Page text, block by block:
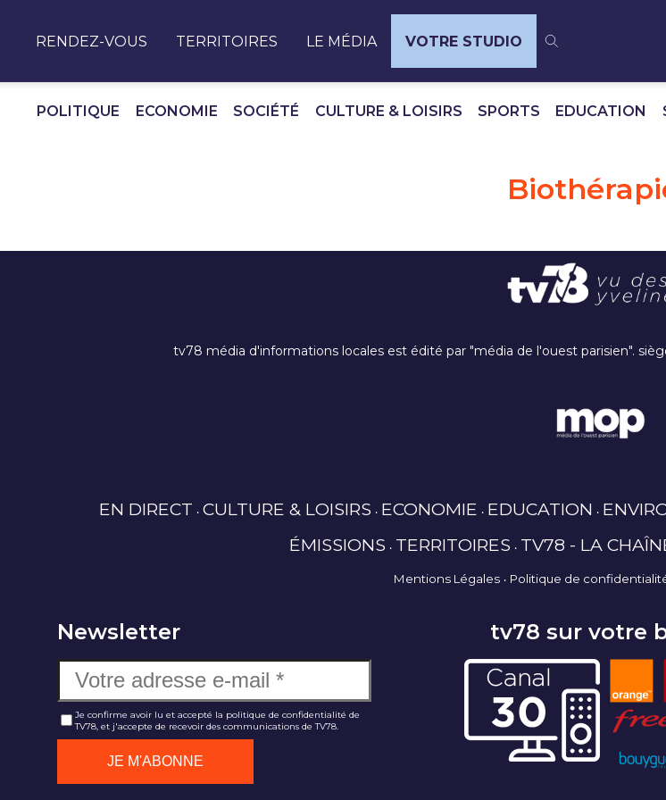
RENDEZ-VOUS TERRITOIRES LE MÉDIA VOTRE STUDIO
POLITIQUE ECONOMIE SOCIÉTÉ CULTURE & LOISIRS SPORTS EDUCATION
tv78 média d'informations locales est édité par "média de l'ouest parisien".
EN DIRECT CULTURE & LOISIRS ECONOMIE EDUCATION
ÉMISSIONS TERRITOIRES TV78 - LA
Mentions Légales Politique de
Newsletter
Je confirme avoir lu et accepté la politique de confidentialité de
TV78, et j'accepte de recevoir des communications de TV78.
tv78 sur votre